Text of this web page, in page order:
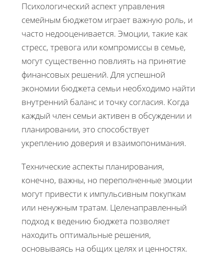
Психологический аспект управления
семейным бюджетом играет важную роль, и
часто недооценивается. Эмоции, такие как
стресс, тревога или компромиссы в семье,
могут существенно повлиять на принятие
финансовых решений. Для успешной
экономии бюджета семьи необходимо найти
внутренний баланс и точку согласия. Когда
каждый член семьи активен в обсуждении и
планировании, это способствует
укреплению доверия и взаимопонимания.
Технические аспекты планирования,
конечно, важны, но переполненные эмоции
могут привести к импульсивным покупкам
или ненужным тратам. Целенаправленный
подход к ведению бюджета позволяет
находить оптимальные решения,
основываясь на общих целях и ценностях.